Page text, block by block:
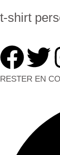
t-shirt
RESTER EN